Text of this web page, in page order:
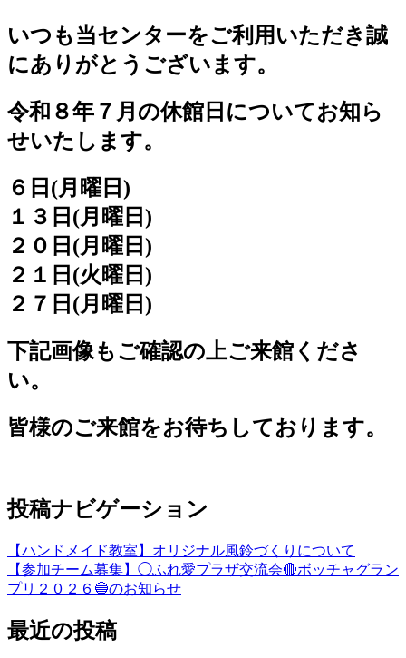
いつも当センターをご利用いただき誠
にありがとうございます。
令和８年７月の休館日についてお知ら
せいたします。
６日(月曜日)
１３日(月曜日)
２０日(月曜日)
２１日(火曜日)
２７日(月曜日)
下記画像もご確認の上ご来館くださ
い。
皆様のご来館をお待ちしております。
投稿ナビゲーション
【ハンドメイド教室】オリジナル風鈴づくりについて
【参加チーム募集】◯ふれ愛プラザ交流会🔴ボッチャグラン
プリ２０２６🔵のお知らせ
最近の投稿